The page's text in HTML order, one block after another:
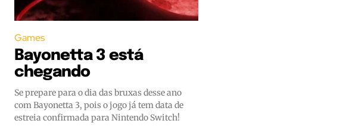
Games
Bayonetta 3 está
chegando
Se prepare para o dia das bruxas desse ano
com Bayonetta 3, pois o jogo já tem data de
estreia confirmada para Nintendo Switch!